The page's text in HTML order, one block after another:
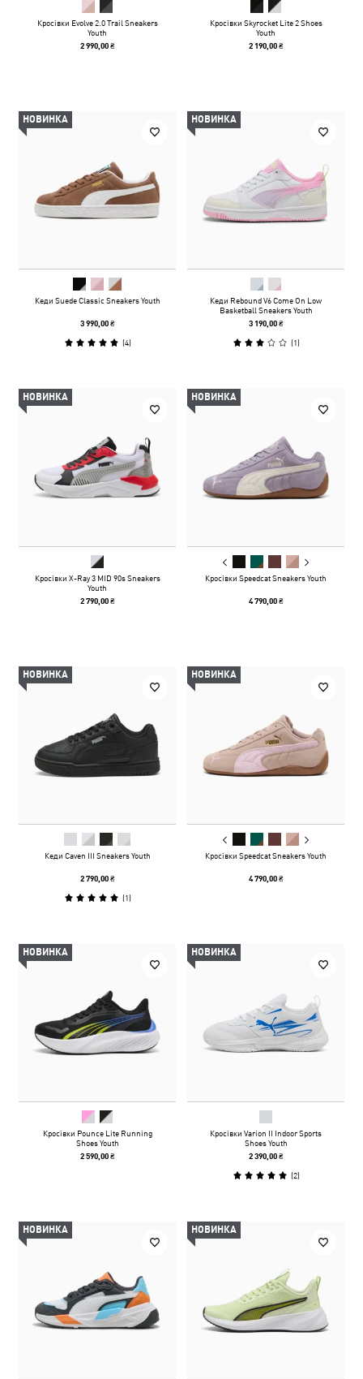
Кросівки Evolve 2.0 Trail Sneakers
Youth
2 990,00 ₴
Кросівки Skyrocket Lite 2 Shoes
Youth
2 190,00 ₴
НОВИНКА
Кеди Suede Classic Sneakers Youth
3 990,00 ₴
(4)
НОВИНКА
Кеди Rebound V6 Come On Low
Basketball Sneakers Youth
3 190,00 ₴
(1)
НОВИНКА
Кросівки X-Ray 3 MID 90s Sneakers
Youth
2 790,00 ₴
НОВИНКА
Кросівки Speedcat Sneakers Youth
4 790,00 ₴
НОВИНКА
Кеди Caven III Sneakers Youth
2 790,00 ₴
(1)
НОВИНКА
Кросівки Speedcat Sneakers Youth
4 790,00 ₴
НОВИНКА
Кросівки Pounce Lite Running
Shoes Youth
2 590,00 ₴
НОВИНКА
Кросівки Varion II Indoor Sports
Shoes Youth
2 390,00 ₴
(2)
НОВИНКА НОВИНКА